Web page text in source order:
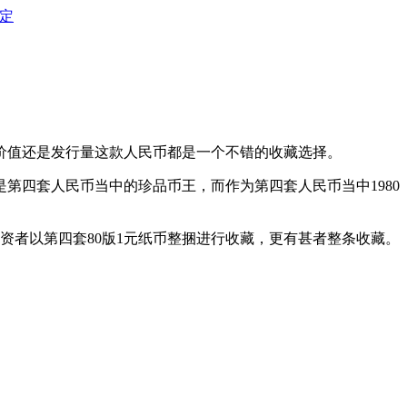
还是发行量这款人民币都是一个不错的收藏选择。
第四套人民币当中的珍品币王，而作为第四套人民币当中1980
者以第四套80版1元纸币整捆进行收藏，更有甚者整条收藏。